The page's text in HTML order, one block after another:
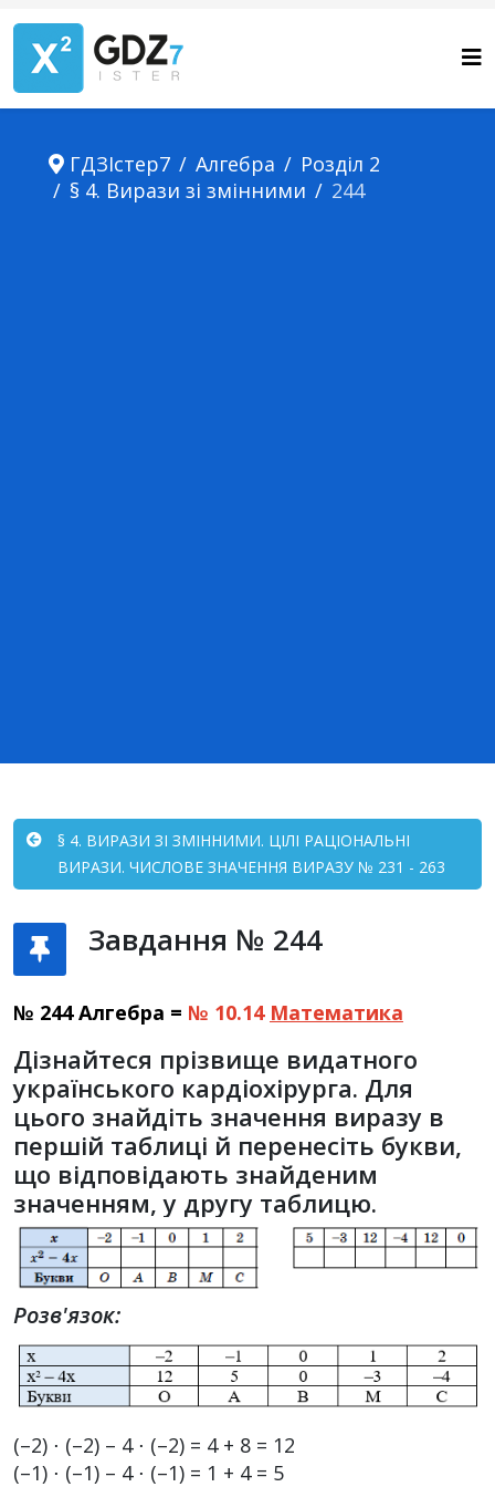
ГДЗІстер7 Алгебра
Розділ 2
§ 4. Вирази зі змінними
244
§ 4. ВИРАЗИ ЗІ ЗМІННИМИ. ЦІЛІ РАЦІОНАЛЬНІ
ВИРАЗИ. ЧИСЛОВЕ ЗНАЧЕННЯ ВИРАЗУ № 231 - 263
Завдання № 244
№ 244 Алгебра = № 10.14 Математика
Дізнайтеся прізвище видатного
українського кардіохірурга. Для
цього знайдіть значення виразу в
першій таблиці й перенесіть букви,
що відповідають знайденим
значенням, у другу таблицю.
Розв'язок:
(–2) ⋅ (–2) – 4 ⋅ (–2) = 4 + 8 = 12
(–1) ⋅ (–1) – 4 ⋅ (–1) = 1 + 4 = 5